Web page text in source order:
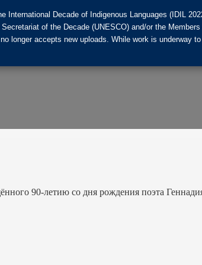
90-летию со дня рождения поэта
Decade of Indigenous Languages (IDIL
of the Decade (UNESCO) and/or the
longer accepts new uploads. While work is underway